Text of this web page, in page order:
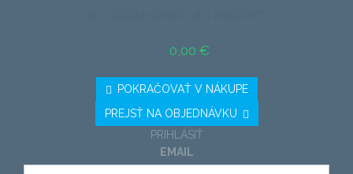
0,00 €
POKRAČOVAŤ V NÁKUPE
PREJSŤ NA OBJEDNÁVKU
PRIHLÁSIŤ
EMAIL